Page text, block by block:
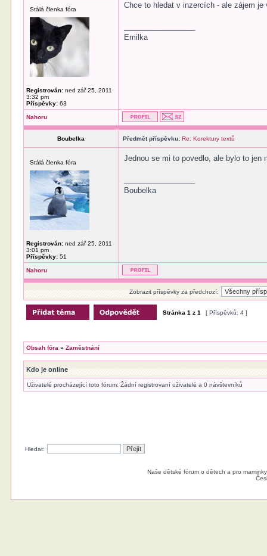
Stálá členka fóra
Registrován: ned zář 25, 2011
3:32 pm
Příspěvky: 63
Chce to hledat v inzercích - ale zájem
Emilka
Nahoru
Boubelka Předmět příspěvku: Re: Korektury textů
Stálá členka fóra
Registrován: ned zář 25, 2011
3:01 pm
Příspěvky: 51
Jednou se mi to povedlo, ale bylo to jen
Boubelka
Nahoru
Zobrazit příspěvky za předchozí:
Stránka1 z1 [ Příspěvků: 4 ]
Obsah fóra »Zaměstnání
Kdo je online
Uživatelé procházející toto fórum: Žádní registrovaní uživatelé a 0 návštevníků
Hledat:
Naše dětské fórum o dětech a pro